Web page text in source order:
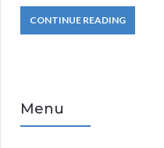
CONTINUE READING
Menu